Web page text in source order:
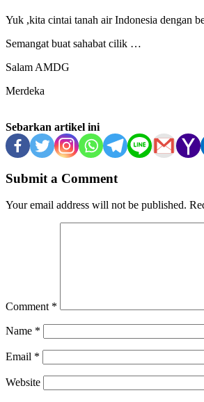
Yuk ,kita cintai tanah air Indonesia dengan
Semangat buat sahabat cilik …
Salam AMDG
Merdeka
Sebarkan artikel ini
Submit a Comment
Your email address will not be published.
Comment *
Name *
Email *
Website